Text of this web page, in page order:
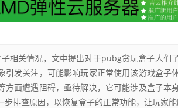
相关情况，文中提出对于pubg贪玩盒子人们
引发关注，可能影响玩家正常使用该游戏盒子
方面遭遇阻碍，亟待解决，它可能涉及盒子本
步排查原因，以恢复盒子的正常功能，让玩家